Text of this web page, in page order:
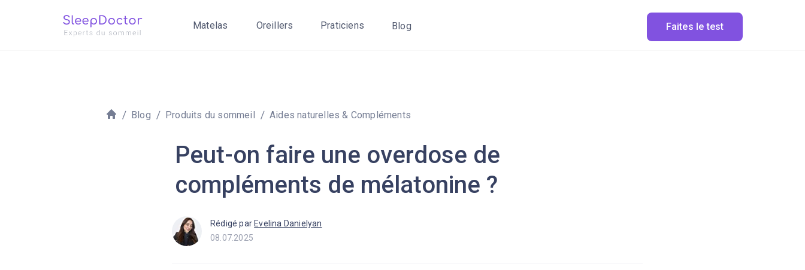
Faites le test
Matelas Blog
Oreillers Praticiens
Blog Produits du sommeil Aides naturelles & Compléments
Peut-on faire une overdose de
compléments de mélatonine ?
Rédigé par Evelina Danielyan
08.07.2025